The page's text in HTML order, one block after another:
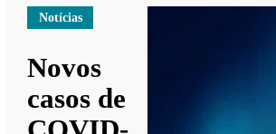
Notícias
Novos
casos de